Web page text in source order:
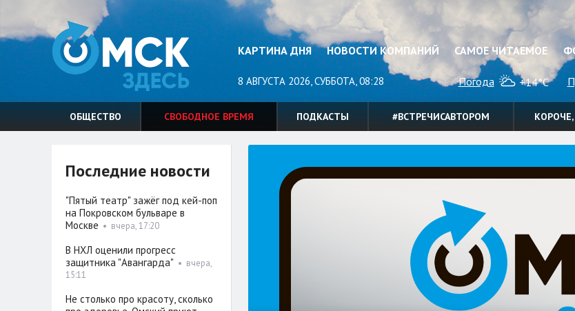
КАРТИНА ДНЯ НОВОСТИ КОМПАНИЙ САМОЕ ЧИТАЕМОЕ
8 АВГУСТА 2026, СУББОТА, 08:28 Погода +14°C
ОБЩЕСТВО СВОБОДНОЕ ВРЕМЯ ПОДКАСТЫ #ВСТРЕЧИСАВТОРОМ
Последние новости
"Пятый театр" зажёг под кей-поп
на Покровском бульваре в
Москве • вчера, 17:20
В НХЛ оценили прогресс
защитника "Авангарда" • вчера,
15:11
Не столько про красоту, сколько